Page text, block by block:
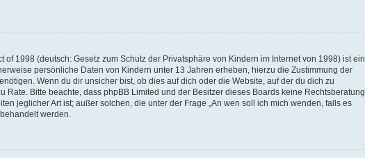
of 1998 (deutsch: Gesetz zum Schutz der Privatsphäre von Kindern im Internet von 1998) ist ein
persönliche Daten von Kindern unter 13 Jahren erheben, hierzu die Zustimmung der
Wenn du dir unsicher bist, ob dies auf dich oder die Website, auf der du dich zu
Rate. Bitte beachte, dass phpBB Limited und der Besitzer dieses Boards keine Rechtsberatung
jeglicher Art ist; außer solchen, die unter der Frage „An wen soll ich mich wenden, falls es
werden.